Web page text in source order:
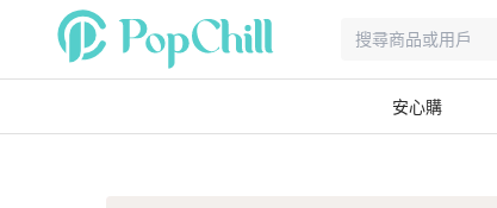
安心購